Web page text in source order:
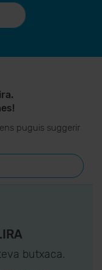
puguis suggerir
butxaca.